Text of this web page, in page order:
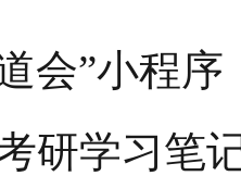
会”小程序
研学习笔